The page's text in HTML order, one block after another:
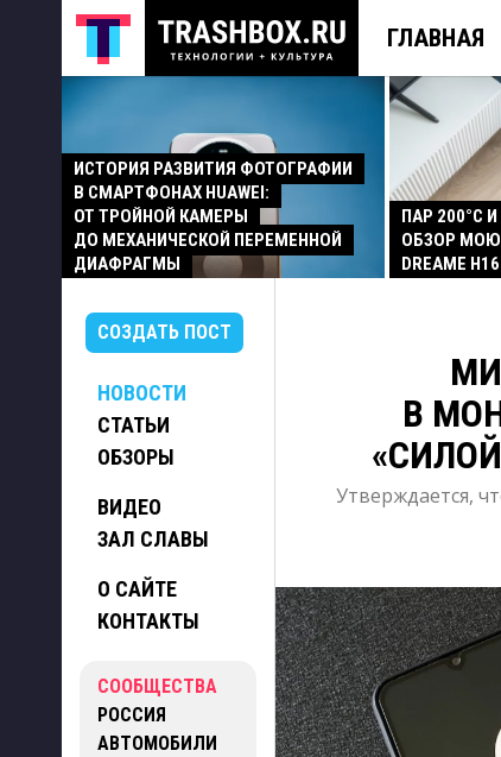
ГЛАВНАЯ
ИСТОРИЯ РАЗВИТИЯ ФОТОГРАФИИ
В СМАРТФОНАХ HUAWEI:
ОТ ТРОЙНОЙ КАМЕРЫ
ДО МЕХАНИЧЕСКОЙ ПЕРЕМЕННОЙ
ДИАФРАГМЫ
ПАР 200°C
ОБЗОР
DREAME
СОЗДАТЬ ПОСТ
НОВОСТИ
СТАТЬИ
ОБЗОРЫ
ВИДЕО
ЗАЛ СЛАВЫ
О САЙТЕ
КОНТАКТЫ
СООБЩЕСТВА
РОССИЯ
АВТОМОБИЛИ
В
Утверждается,